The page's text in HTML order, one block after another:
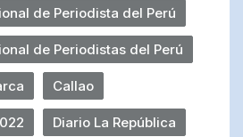
de Periodista del Perú
de Periodistas del Perú
Callao
Diario La República